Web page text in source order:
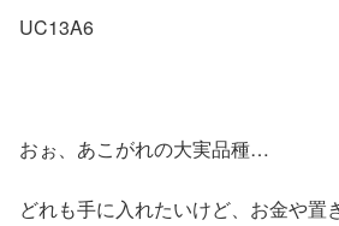
UC13A6
おぉ、あこがれの大実品種…
どれも手に入れたいけど、お金や置